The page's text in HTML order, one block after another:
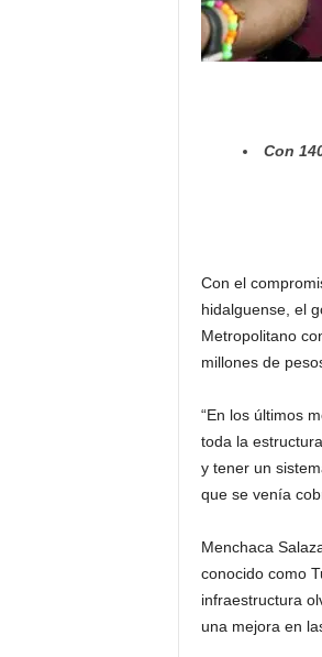
Con
Con el
hidalguense, el
Metropolitano
millones de
“En los últimos
toda la
y tener un
que se venía
Menchaca
conocido como
infraestructura
una mejora en